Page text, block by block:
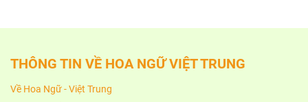
THÔNG TIN VỀ HOA NGỮ VIỆT TRUNG
Về Hoa Ngữ - Việt Trung